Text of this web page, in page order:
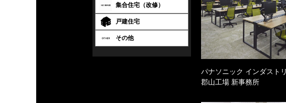
集合住宅（改修）
戸建住宅
その他
パナソニック インダスト
郡山工場 新事務所